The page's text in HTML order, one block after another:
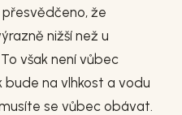
přesvědčeno, že
nižší než u
však není vůbec
bude na vlhkost a vodu
se vůbec obávat.